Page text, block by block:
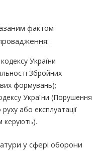
фактом
України
Збройних
формувань);
України (Порушення
або експлуатації
керують).
у сфері оборони